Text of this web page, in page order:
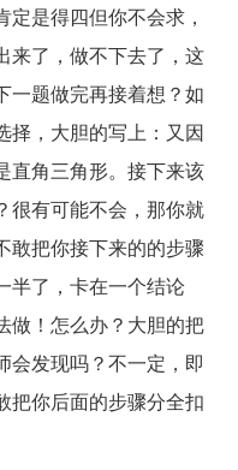
是得四但你不会求，
来了，做不下去了，这
一题做完再接着想？如
择，大胆的写上：又因
直角三角形。接下来该
很有可能不会，那你就
敢把你接下来的的步骤
半了，卡在一个结论
做！怎么办？大胆的把
会发现吗？不一定，即
把你后面的步骤分全扣